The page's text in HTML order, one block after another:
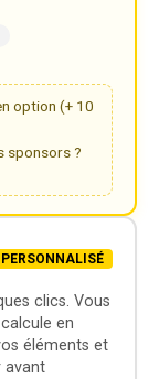
option (+ 10
sponsors ?
PERSONNALISÉ
clics. Vous
en
éléments et
avant